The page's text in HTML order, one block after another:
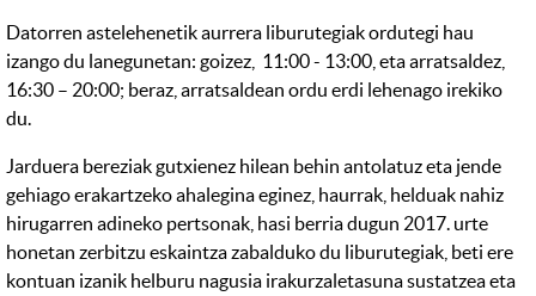
Datorren astelehenetik aurrera liburutegiak ordutegi hau
izango du lanegunetan: goizez, 11:00 - 13:00, eta arratsaldez,
16:30 – 20:00; beraz, arratsaldean ordu erdi lehenago irekiko
du.
Jarduera bereziak gutxienez hilean behin antolatuz eta jende
gehiago erakartzeko ahalegina eginez, haurrak, helduak nahiz
hirugarren adineko pertsonak, hasi berria dugun 2017. urte
honetan zerbitzu eskaintza zabalduko du liburutegiak, beti ere
kontuan izanik helburu nagusia irakurzaletasuna sustatzea eta